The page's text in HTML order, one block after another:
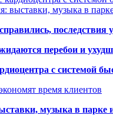
выставки, музыка в
последствия
перебои и
с системой
время клиентов
музыка в парке